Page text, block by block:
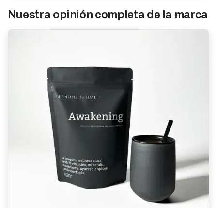
Nuestra opinión completa de la marca